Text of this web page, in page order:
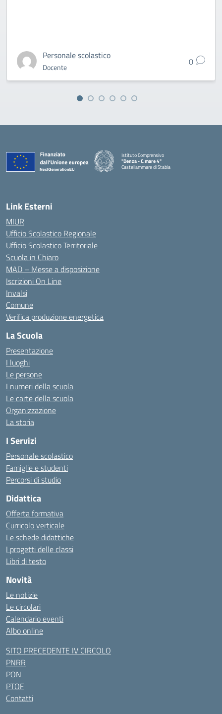
Personale scolastico
Docente 0
Istituto Comprensivo
"Denza - C.mare 4"
Castellammare di Stabia
Link Esterni
MIUR
Ufficio Scolastico Regionale
Ufficio Scolastico Territoriale
Scuola in Chiaro
MAD – Messe a disposizione
Iscrizioni On Line
Invalsi
Comune
Verifica produzione energetica
La Scuola
Presentazione
I luoghi
Le persone
I numeri della scuola
Le carte della scuola
Organizzazione
La storia
I Servizi
Personale scolastico
Famiglie e studenti
Percorsi di studio
Didattica
Offerta formativa
Curricolo verticale
Le schede didattiche
I progetti delle classi
Libri di testo
Novità
Le notizie
Le circolari
Calendario eventi
Albo online
SITO PRECEDENTE IV CIRCOLO
PNRR
PON
PTOF
Contatti